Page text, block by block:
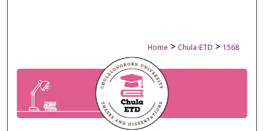
Home > Chula-ETD > 1568